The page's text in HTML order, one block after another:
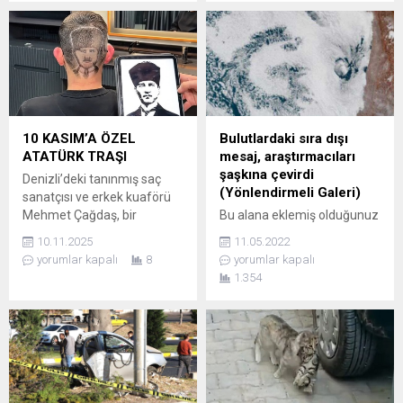
BAŞKAN CIVA’YA “BENİ
ORYA YATIRIN” DEDİ
Çankırı’nın Eskipazar
ilçesinde bir kadın, vefat
eden eşinin mezarının
yanına gömülme isteğini,
yanına gelen kişinin Belediye
Başkanı Serkan Civa
olduğunun farkında
olmadan...
AĞIRLANDI 2025 Liselere
Geçiş Sistemi (LGS)
sınavında tüm soruları doğru
yanıtlayarak Türkiye
birinciliği derecesini elde
eden Balıkesirli öğrenciler,
gurur kaynağı oldu. Altıeylül,
Bandırma ve Edremit
ilçelerinden çıkan başarılı
öğrenciler,...
10 KASIM’A ÖZEL
ATATÜRK TRAŞI
Denizli’deki tanınmış saç
sanatçısı ve erkek kuaförü
Mehmet Çağdaş, bir
üzerine saç kesimiyle
unutulmaz bir esere imza
Kasım Atatürk’ü Anma
Günü’ne özel olarak Atatürk
portresi ve yanına ay yıldız
figürünü büyük bir ustalıkla
işledi. “BÜYÜK BİR HAYALİMİ
10.11.2025
yorumlar kapalı
8
Bulutlardaki sıra dışı
mesaj, araştırmacıları
şaşkına çevirdi
(Yönlendirmeli Galeri)
Bu alana eklemiş olduğunuz
bilgisi ekleyebilirsiniz. Bu
metin yazı düzenleme
sayfasında "Özet"
Özet eklenmişse başlık
altında kalın olarak bu
şekilde gösterilir,
eklenmemişse bu alan boş
kalır.
11.05.2022
yorumlar kapalı
1.354